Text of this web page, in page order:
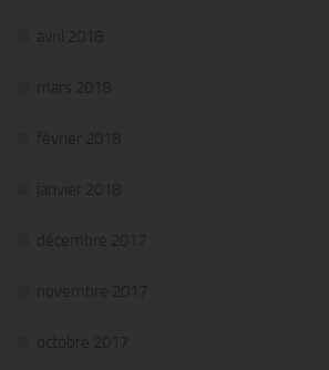
avril 2018
mars 2018
février 2018
janvier 2018
décembre 2017
novembre 2017
octobre 2017